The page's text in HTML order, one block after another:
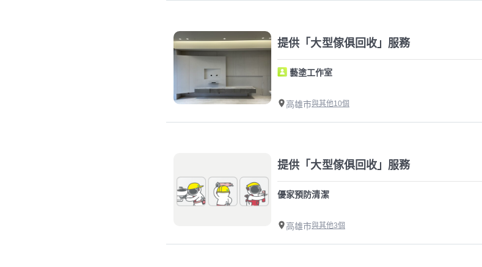
提供「大型傢俱回收」服務
藝塗工作室
高雄市與其他10個
提供「大型傢俱回收」服務
優家預防清潔
高雄市與其他3個